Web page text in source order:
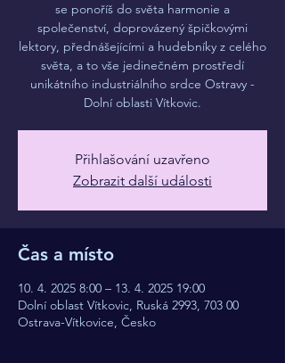
se ponoříš do světa harmonie a
společenství, doprovázený špičkovými
lektory, přednášejícími a hudebníky z celého
světa, a to vše jedinečném prostředí
unikátního industriálního srdce Ostravy -
Dolní oblasti Vítkovic.
Přihlašování uzavřeno
Zobrazit další události
Čas a místo
10. 4. 2025 8:00 – 13. 4. 2025 19:00
Dolní oblast Vítkovic, Ruská 2993, 703 00
Ostrava-Vítkovice, Česko